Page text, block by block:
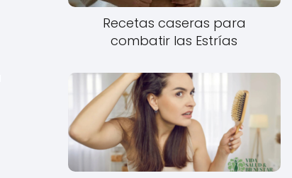
Recetas caseras para
combatir las Estrías